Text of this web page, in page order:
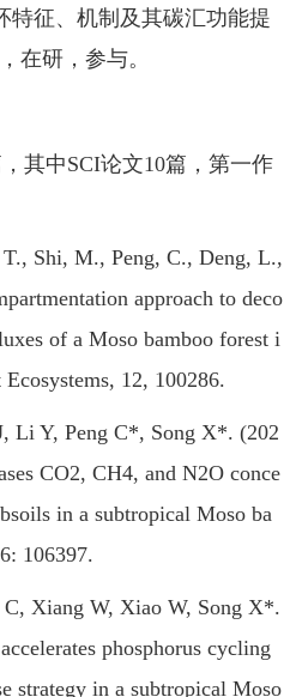
特征、机制及其碳汇功能提
在研，参与。
中SCI论文10篇，第一作
Shi, M., Peng, C., Deng, L.,
approach to deco
of a Moso bamboo forest i
12, 100286.
Y, Peng C*, Song X*. (202
CO2, CH4, and N2O conce
in a subtropical Moso ba
106397.
Xiang W, Xiao W, Song X*.
phosphorus cycling
strategy in a subtropical Moso